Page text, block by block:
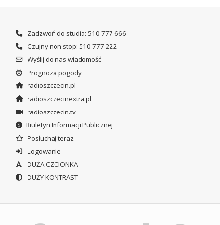
Zadzwoń do studia: 510 777 666
Czujny non stop: 510 777 222
Wyślij do nas wiadomość
Prognoza pogody
radioszczecin.pl
radioszczecinextra.pl
radioszczecin.tv
Biuletyn Informacji Publicznej
Posłuchaj teraz
Logowanie
DUŻA CZCIONKA
DUŻY KONTRAST